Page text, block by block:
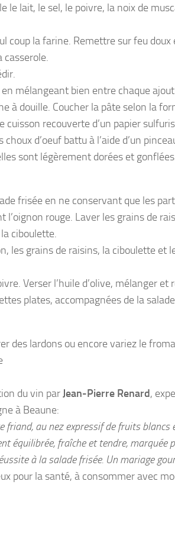
le lait, le sel, le poivre, la noix de
coup la farine. Remettre sur feu
casserole.
mélangeant bien entre chaque
à douille. Coucher la pâte selon la
cuisson recouverte d’un papier
choux d’oeuf battu à l’aide d’un
sont légèrement dorées et
frisée en ne conservant que les
l’oignon rouge. Laver les grains de
ciboulette.
les grains de raisins, la ciboulette et
Verser l’huile d’olive, mélanger et
plates, accompagnées de la
des lardons ou encore variez le
du vin parJean-Pierre Renard,
à Beaune:
friand, au nez expressif de fruits
équilibrée, fraîche et tendre, marquée
à la salade frisée. Un mariage
pour la santé, à consommer avec